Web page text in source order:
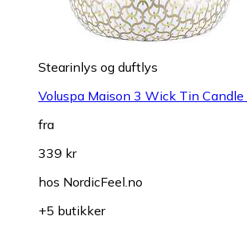
Stearinlys og duftlys
Voluspa Maison 3 Wick Tin Candle
fra
339 kr
hos NordicFeel.no
+5 butikker